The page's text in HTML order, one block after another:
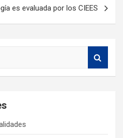
es evaluada por los CIEES